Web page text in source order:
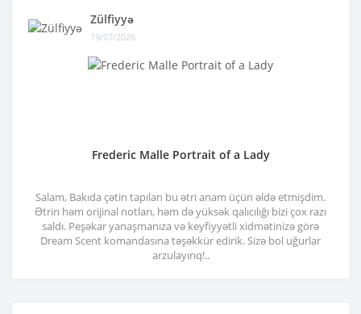
Zülfiyyə
19/07/2026
Frederic Malle Portrait of a Lady
Salam, Bakıda çətin tapılan bu ətri anam üçün əldə etmişdim.
Ətrin həm orijinal notları, həm də yüksək qalıcılığı bizi çox razı
saldı. Peşəkar yanaşmanıza və keyfiyyətli xidmətinizə görə
Dream Scent komandasına təşəkkür edirik. Sizə bol uğurlar
arzulayırıq!..